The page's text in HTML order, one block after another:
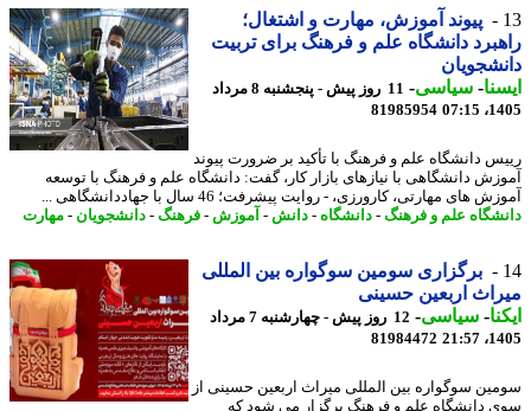
پیوند آموزش، مهارت و اشتغال؛
دانشگاه علم و فرهنگ برای تربیت
-سیاسی-
11 روز پیش - پنجشنبه 8 مرداد
81985954
دانشگاه علم و فرهنگ با تأکید بر ضرورت پیوند
دانشگاهی با نیازهای بازار کار، گفت: دانشگاه علم و فرهنگ با توسعه
های مهارتی، کارورزی، - روایت پیشرفت؛ 46 سال با جهاددانشگاهی ...
علم و فرهنگ -دانشگاه-دانش -آموزش-فرهنگ -دانشجویان-مهارت
برگزاری سومین سوگواره بین المللی
اربعین حسینی
-سیاسی-
12 روز پیش - چهارشنبه 7 مرداد
81984472
سوگواره بین المللی میراث اربعین حسینی از
دانشگاه علم و فرهنگ برگزار می شود که